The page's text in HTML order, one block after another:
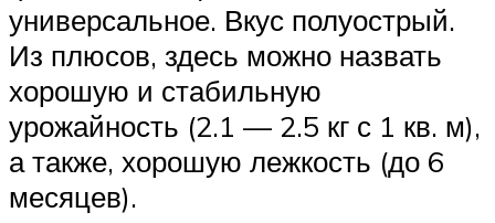
универсальное. Вкус полуострый.
Из плюсов, здесь можно назвать
хорошую и стабильную
урожайность (2.1 — 2.5 кг с 1 кв. м),
а также, хорошую лежкость (до 6
месяцев).